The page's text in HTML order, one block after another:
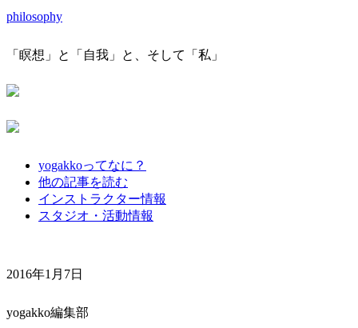
philosophy
「瞑想」と「自我」と、そして「私」
yogakkoってなに？
他の記事を読む
インストラクター情報
スタジオ・活動情報
2016年1月7日
yogakko編集部